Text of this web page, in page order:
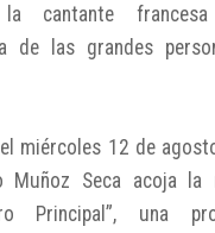
cantante francesa
de las grandes
miércoles 12 de
Muñoz Seca acoja la
Principal”, una